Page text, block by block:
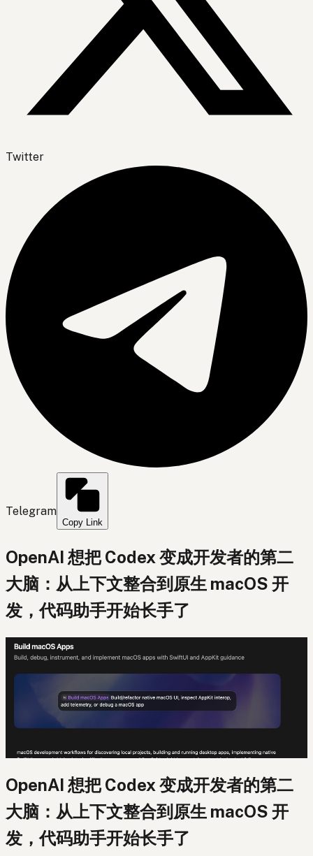
Twitter
Telegram
Copy Link
OpenAI 想把 Codex 变成开发者的第二
大脑：从上下文整合到原生 macOS 开
发，代码助手开始长手了
OpenAI 想把 Codex 变成开发者的第二
大脑：从上下文整合到原生 macOS 开
发，代码助手开始长手了